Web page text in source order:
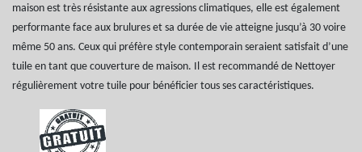
maison est très résistante aux agressions climatiques, elle est également
performante face aux brulures et sa durée de vie atteigne jusqu’à 30 voire
même 50 ans. Ceux qui préfère style contemporain seraient satisfait d’une
tuile en tant que couverture de maison. Il est recommandé de Nettoyer
régulièrement votre tuile pour bénéficier tous ses caractéristiques.